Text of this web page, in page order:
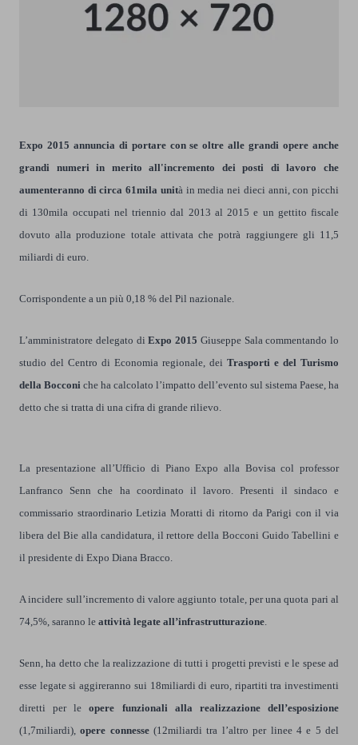
Expo 2015 annuncia di portare con se oltre alle grandi opere anche
grandi numeri in merito all'incremento dei posti di lavoro che
aumenteranno di circa 61mila unità in media nei dieci anni, con picchi
di 130mila occupati nel triennio dal 2013 al 2015 e un gettito fiscale
dovuto alla produzione totale attivata che potrà raggiungere gli 11,5
miliardi di euro.
Corrispondente a un più 0,18 % del Pil nazionale.
L’amministratore delegato diExpo 2015 Giuseppe Sala commentando lo
studio del Centro di Economia regionale, dei Trasporti e del Turismo
della Bocconi che ha calcolato l’impatto dell’evento sul sistema Paese, ha
detto che si tratta di una cifra di grande rilievo.
La presentazione all’Ufficio di Piano Expo alla Bovisa col professor
Lanfranco Senn che ha coordinato il lavoro. Presenti il sindaco e
commissario straordinario Letizia Moratti di ritorno da Parigi con il via
libera del Bie alla candidatura, il rettore della Bocconi Guido Tabellini e
il presidente di Expo Diana Bracco.
A incidere sull’incremento di valore aggiunto totale, per una quota pari al
74,5%, saranno le attività legate all’infrastrutturazione
Senn, ha detto che la realizzazione di tutti i progetti previsti e le spese ad
esse legate si aggireranno sui 18miliardi di euro, ripartiti tra investimenti
diretti per leopere funzionali alla realizzazione dell’esposizione
(1,7miliardi),opere connesse(12miliardi tra l’altro per linee 4 e 5 del